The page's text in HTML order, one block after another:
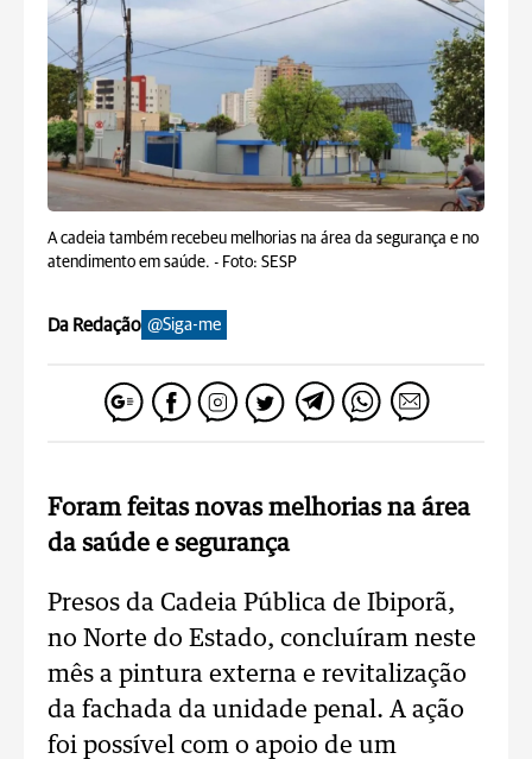
A cadeia também recebeu melhorias na área da segurança e no
atendimento em saúde. - Foto: SESP
Da Redação @Siga-me
Foram feitas novas melhorias na área
da saúde e segurança
Presos da Cadeia Pública de Ibiporã,
no Norte do Estado, concluíram neste
mês a pintura externa e revitalização
da fachada da unidade penal. A ação
foi possível com o apoio de um